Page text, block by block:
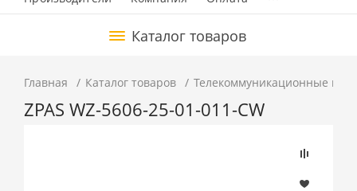
Каталог товаров
Главная Каталог товаров Телекоммуникационные
ZPAS WZ-5606-25-01-011-CW